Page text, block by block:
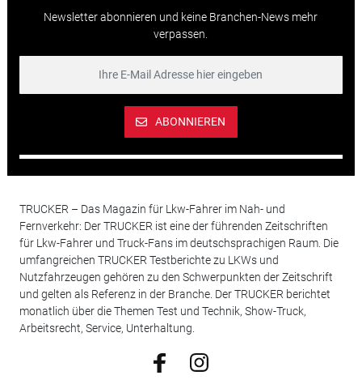
Newsletter abonnieren und keine Branchen-News mehr
verpassen.
ABONNIEREN
TRUCKER – Das Magazin für Lkw-Fahrer im Nah- und
Fernverkehr: Der TRUCKER ist eine der führenden Zeitschriften
für Lkw-Fahrer und Truck-Fans im deutschsprachigen Raum. Die
umfangreichen TRUCKER Testberichte zu LKWs und
Nutzfahrzeugen gehören zu den Schwerpunkten der Zeitschrift
und gelten als Referenz in der Branche. Der TRUCKER berichtet
monatlich über die Themen Test und Technik, Show-Truck,
Arbeitsrecht, Service, Unterhaltung.